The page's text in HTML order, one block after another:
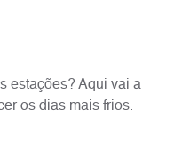
estações? Aqui vai a
os dias mais frios.